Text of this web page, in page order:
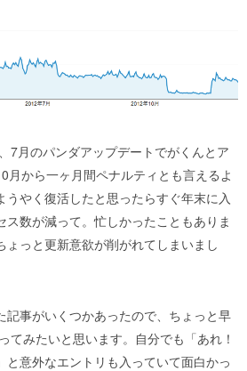
7月のパンダアップデートでがくんとア
月から一ヶ月間ペナルティとも言えるよ
やく復活したと思ったらすぐ年末に入
ス数が減って。忙しかったこともありま
っと更新意欲が削がれてしまいまし
記事がいくつかあったので、ちょっと早
てみたいと思います。自分でも「あれ！
と意外なエントリも入っていて面白かっ